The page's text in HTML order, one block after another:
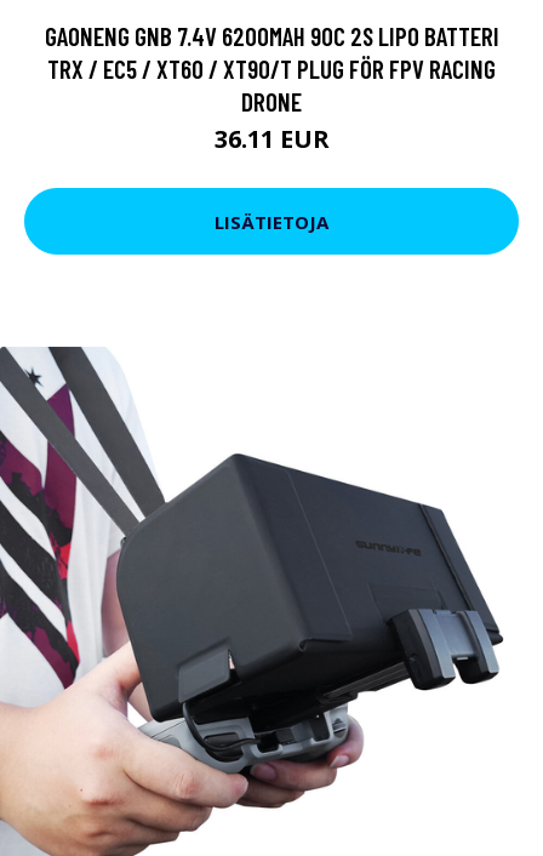
GAONENG GNB 7.4V 6200MAH 90C 2S LIPO BATTERI
TRX / EC5 / XT60 / XT90/T PLUG FÖR FPV RACING
DRONE
36.11 EUR
LISÄTIETOJA